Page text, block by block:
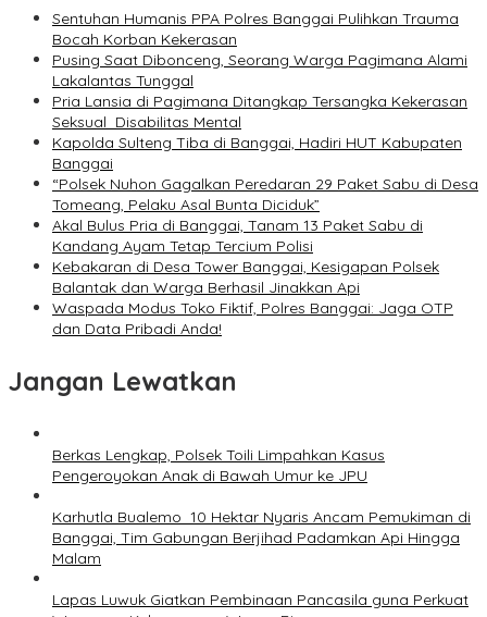
Sentuhan Humanis PPA Polres Banggai Pulihkan Trauma
Bocah Korban Kekerasan
Pusing Saat Dibonceng, Seorang Warga Pagimana Alami
Lakalantas Tunggal
Pria Lansia di Pagimana Ditangkap Tersangka Kekerasan
Seksual Disabilitas Mental
Kapolda Sulteng Tiba di Banggai, Hadiri HUT Kabupaten
Banggai
“Polsek Nuhon Gagalkan Peredaran 29 Paket Sabu di Desa
Tomeang, Pelaku Asal Bunta Diciduk”
Akal Bulus Pria di Banggai, Tanam 13 Paket Sabu di
Kandang Ayam Tetap Tercium Polisi
Kebakaran di Desa Tower Banggai, Kesigapan Polsek
Balantak dan Warga Berhasil Jinakkan Api
Waspada Modus Toko Fiktif, Polres Banggai: Jaga OTP
dan Data Pribadi Anda!
Jangan Lewatkan
Berkas Lengkap, Polsek Toili Limpahkan Kasus
Pengeroyokan Anak di Bawah Umur ke JPU
Karhutla Bualemo 10 Hektar Nyaris Ancam Pemukiman di
Banggai, Tim Gabungan Berjihad Padamkan Api Hingga
Malam
Lapas Luwuk Giatkan Pembinaan Pancasila guna Perkuat